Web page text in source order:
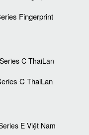
Fingerprint
C ThaiLan